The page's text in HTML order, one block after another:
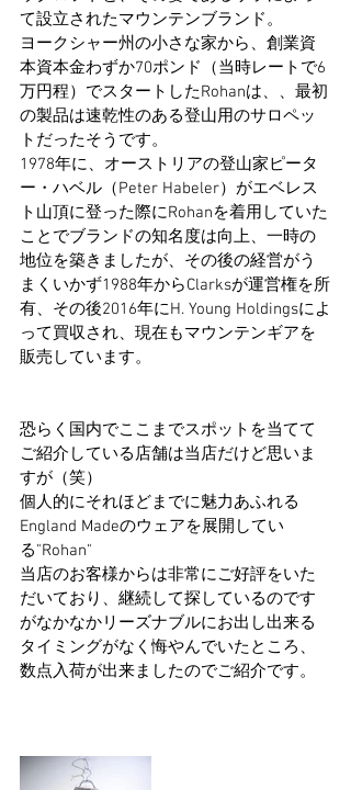
て設立されたマウンテンブランド。
ヨークシャー州の小さな家から、創業資
本資本金わずか70ポンド（当時レートで6
万円程）でスタートしたRohanは、、最初
の製品は速乾性のある登山用のサロペッ
トだったそうです。
1978年に、オーストリアの登山家ピータ
ー・ハベル（Peter Habeler）がエベレス
ト山頂に登った際にRohanを着用していた
ことでブランドの知名度は向上、一時の
地位を築きましたが、その後の経営がう
まくいかず1988年からClarksが運営権を所
有、その後2016年にH. Young Holdingsによ
って買収され、現在もマウンテンギアを
販売しています。
恐らく国内でここまでスポットを当てて
ご紹介している店舗は当店だけど思いま
すが（笑）
個人的にそれほどまでに魅力あふれる
England Madeのウェアを展開してい
る"Rohan"
当店のお客様からは非常にご好評をいた
だいており、継続して探しているのです
がなかなかリーズナブルにお出し出来る
タイミングがなく悔やんでいたところ、
数点入荷が出来ましたのでご紹介です。